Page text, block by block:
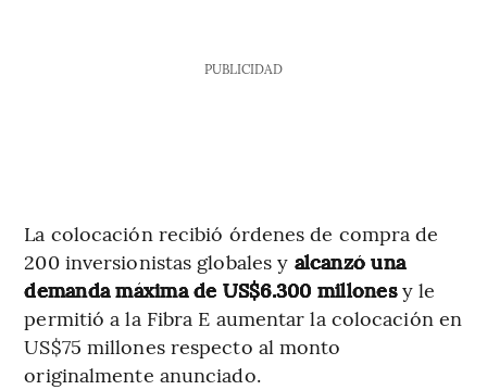
PUBLICIDAD
La colocación recibió órdenes de compra de
200 inversionistas globales y alcanzó una
demanda máxima de US$6.300 millonesy le
permitió a la Fibra E aumentar la colocación en
US$75 millones respecto al monto
originalmente anunciado.